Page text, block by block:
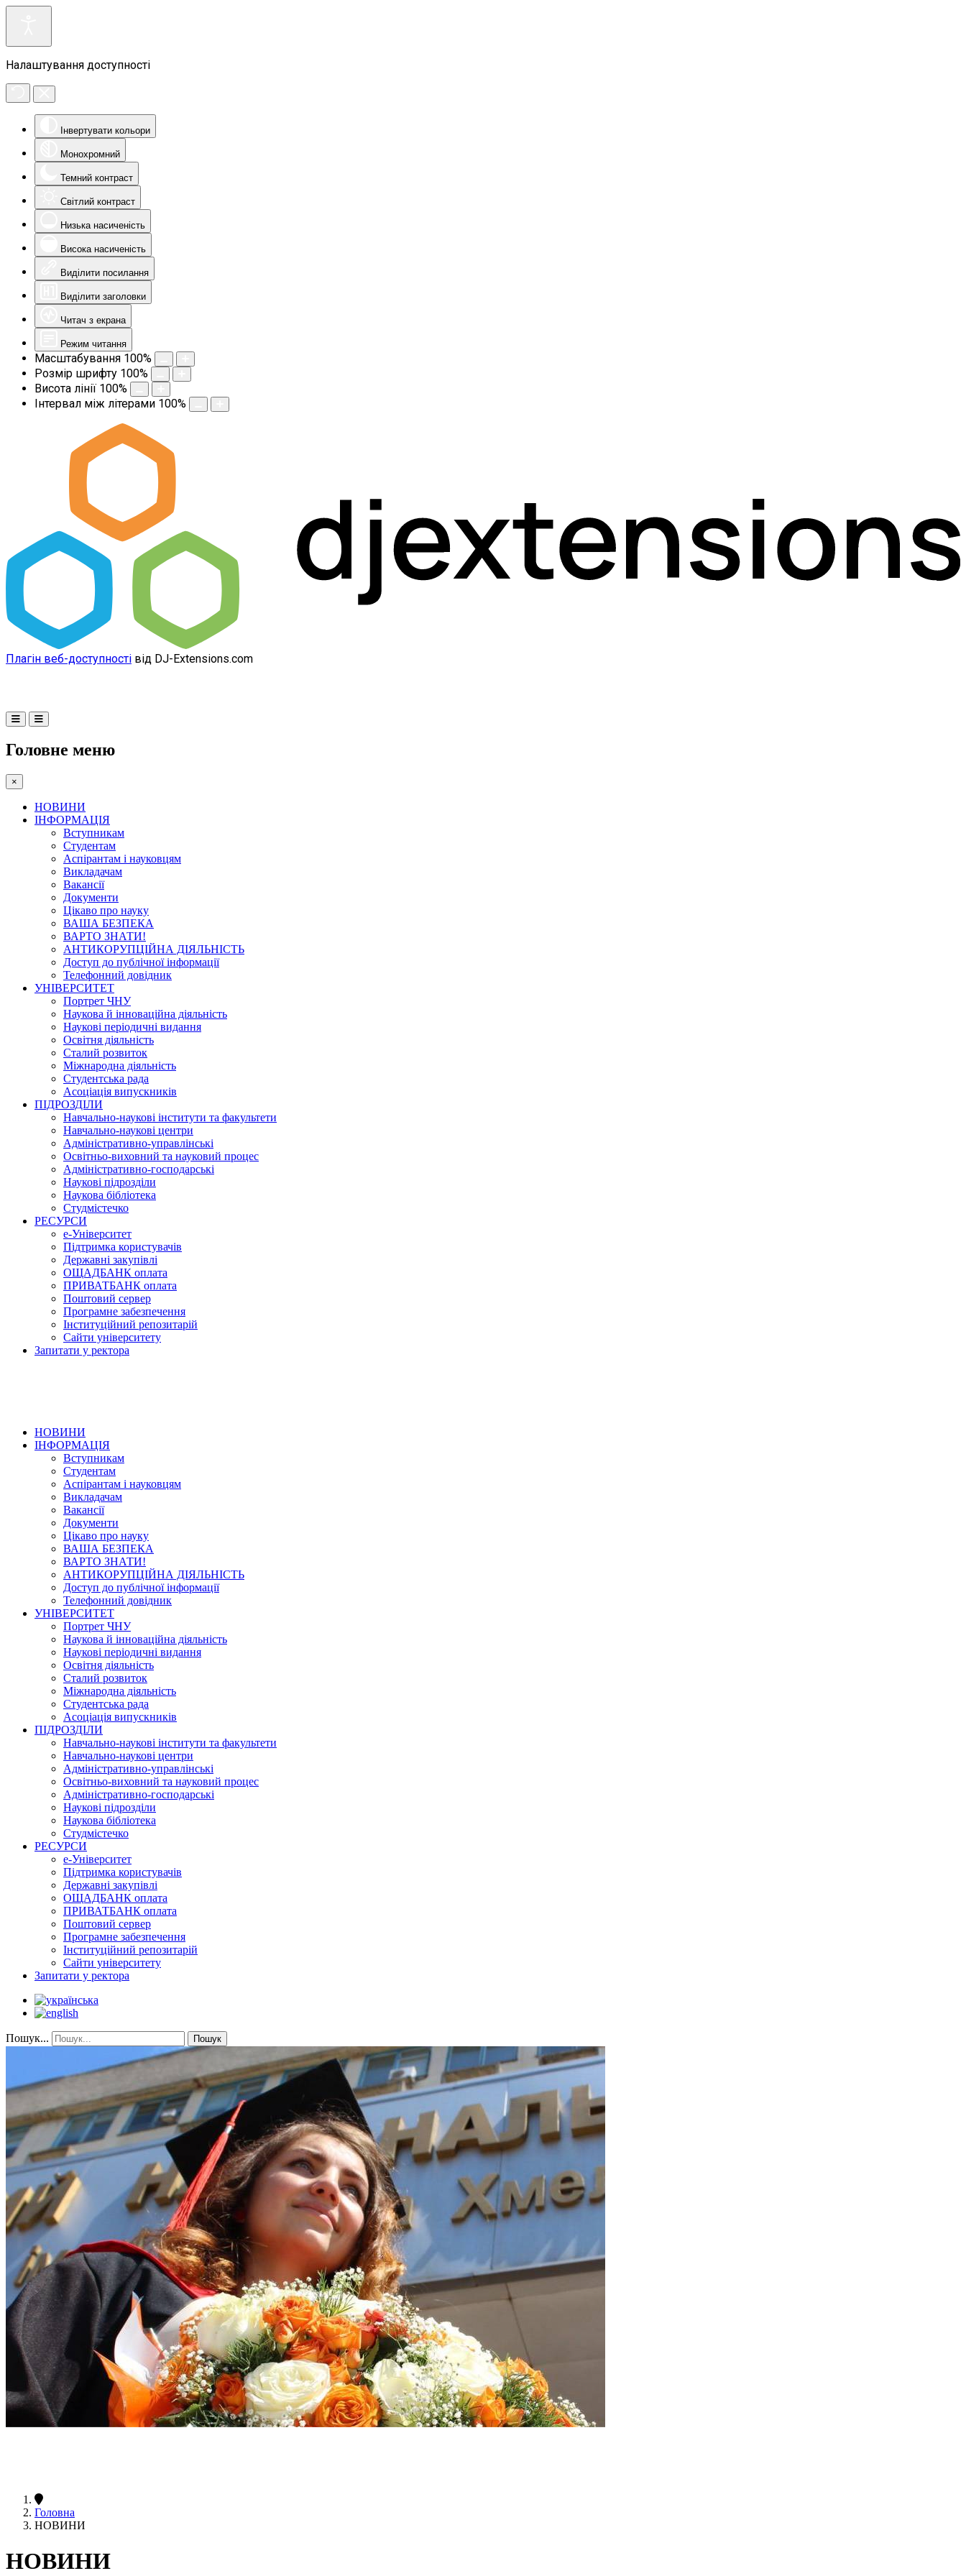
Налаштування доступності
Інвертувати кольори
Монохромний
Темний контраст
Світлий контраст
Низька насиченість
Висока насиченість
Виділити посилання
Виділити заголовки
Читач з екрана
Режим читання
Масштабування 100%
Розмір шрифту 100%
Висота лінії 100%
Інтервал між літерами 100%
Плагін веб-доступності від DJ-Extensions.com
Головне меню
×
НОВИНИ
ІНФОРМАЦІЯ
Вступникам
Студентам
Аспірантам і науковцям
Викладачам
Вакансії
Документи
Цікаво про науку
ВАША БЕЗПЕКА
ВАРТО ЗНАТИ!
АНТИКОРУПЦІЙНА ДІЯЛЬНІСТЬ
Доступ до публічної інформації
Телефонний довідник
УНІВЕРСИТЕТ
Портрет ЧНУ
Наукова й інноваційна діяльність
Наукові періодичні видання
Освітня діяльність
Сталий розвиток
Міжнародна діяльність
Студентська рада
Асоціація випускників
ПІДРОЗДІЛИ
Навчально-наукові інститути та факультети
Навчально-наукові центри
Адміністративно-управлінські
Освітньо-виховний та науковий процес
Адміністративно-господарські
Наукові підрозділи
Наукова бібліотека
Студмістечко
РЕСУРСИ
е-Університет
Підтримка користувачів
Державні закупівлі
ОЩАДБАНК оплата
ПРИВАТБАНК оплата
Поштовий сервер
Програмне забезпечення
Інституційний репозитарій
Сайти університету
Запитати у ректора
НОВИНИ
ІНФОРМАЦІЯ
Вступникам
Студентам
Аспірантам і науковцям
Викладачам
Вакансії
Документи
Цікаво про науку
ВАША БЕЗПЕКА
ВАРТО ЗНАТИ!
АНТИКОРУПЦІЙНА ДІЯЛЬНІСТЬ
Доступ до публічної інформації
Телефонний довідник
УНІВЕРСИТЕТ
Портрет ЧНУ
Наукова й інноваційна діяльність
Наукові періодичні видання
Освітня діяльність
Сталий розвиток
Міжнародна діяльність
Студентська рада
Асоціація випускників
ПІДРОЗДІЛИ
Навчально-наукові інститути та факультети
Навчально-наукові центри
Адміністративно-управлінські
Освітньо-виховний та науковий процес
Адміністративно-господарські
Наукові підрозділи
Наукова бібліотека
Студмістечко
РЕСУРСИ
е-Університет
Підтримка користувачів
Державні закупівлі
ОЩАДБАНК оплата
ПРИВАТБАНК оплата
Поштовий сервер
Програмне забезпечення
Інституційний репозитарій
Сайти університету
Запитати у ректора
Пошук... Пошук
Головна
НОВИНИ
НОВИНИ